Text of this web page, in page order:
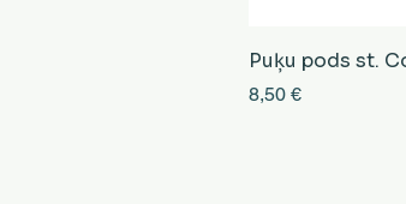
Puķu pods st.
Cena
8,50 €